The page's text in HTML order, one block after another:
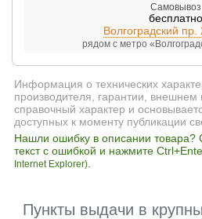
Самовывоз
бесплатно
Волгоградский пр.
рядом с метро
Информация о технических
производителя, гарантии, внешнем
справочный характер и
доступных к моменту публикации
Нашли ошибку в описании
текст с ошибкой и нажмите
Internet Explorer)
Пункты выдачи в